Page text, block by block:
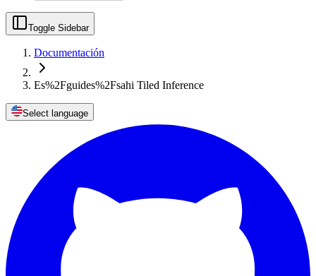
Toggle Sidebar
Documentación
Es%2Fguides%2Fsahi Tiled Inference
Select language